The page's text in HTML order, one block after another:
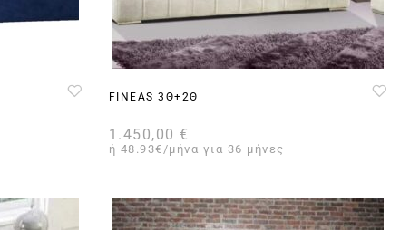
FINEAS 3Θ+2Θ
1.450,00 €
ή 48.93€/μήνα για 36 μήνες